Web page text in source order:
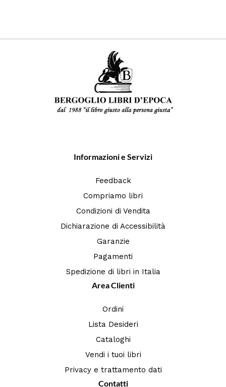
Informazioni e Servizi
Feedback
Compriamo libri
Condizioni di Vendita
Dichiarazione di Accessibilità
Garanzie
Pagamenti
Spedizione di libri in Italia
Area Clienti
Ordini
Lista Desideri
Cataloghi
Vendi i tuoi libri
Privacy e trattamento dati
Contatti